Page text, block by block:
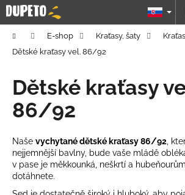
Prejsť
na
obsah
DomovE-shop Kraťasy, šaty
Dětské kraťasy vel. 86/92
Dětské kraťasy
86/92
Naše vychytané dětské kraťasy 86/92 ,
nejjemnější bavlny, bude vaše mládě
v pase je měkkounká, neškrtí a
dotáhnete.
K
o
o
p
o
r
e
b